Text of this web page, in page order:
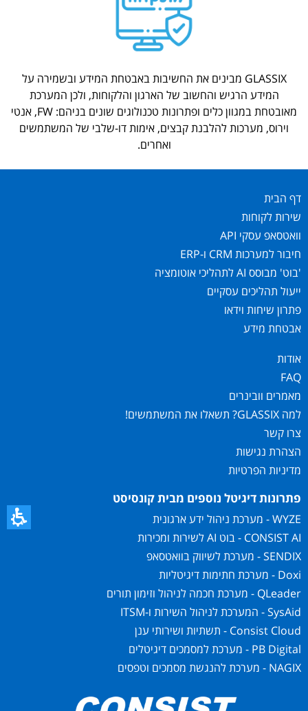
GLASSIX מבינים את החשיבות באבטחת המידע ובשמירה על
המידע הרגיש והחשוב של הארגון והלקוחות, ולכן המערכת
מאובטחת במגוון כלים ופתרונות טכנולוגים שונים בניהם: FW, אנטי
וירוס, מערכות להלבנת קבצים, אימות דו-שלבי של המשתמשים
ואחרים.
דף הבית
שירות לקוחות
וואטסאפ עסקי API
חיבור למערכות CRM ו-ERP
'בוט' מבוסס AI לתהליכי אוטומציה
ייעול תהליכים עסקיים
פתרון שיחות וידאו
אבטחת מידע
אודות
FAQ
מאמרים וובינרים
למה GLASSIX? תשאלו את המשתמשים!
צרו קשר
הצהרת נגישות
מדיניות הפרטיות
פתרונות דיגיטל נוספים מבית קונסיסט
WYZE - מערכת ניהול ידע ארגונית
CONSIST AI - בוט AI לשירות ומכירות
SENDIX - מערכת לשיווק בוואטסאפ
Doxi - מערכת חתימות דיגיטליות
QLeader - מערכת חכמה לניהול וזימון תורים
SysAid - המערכת לניהול השירות ו-ITSM
Consist Cloud - תשתיות ושירותי ענן
PB Digital - מערכת למסמכים דיגיטלים
NAGIX - מערכת להנגשת מסמכים וטפסים